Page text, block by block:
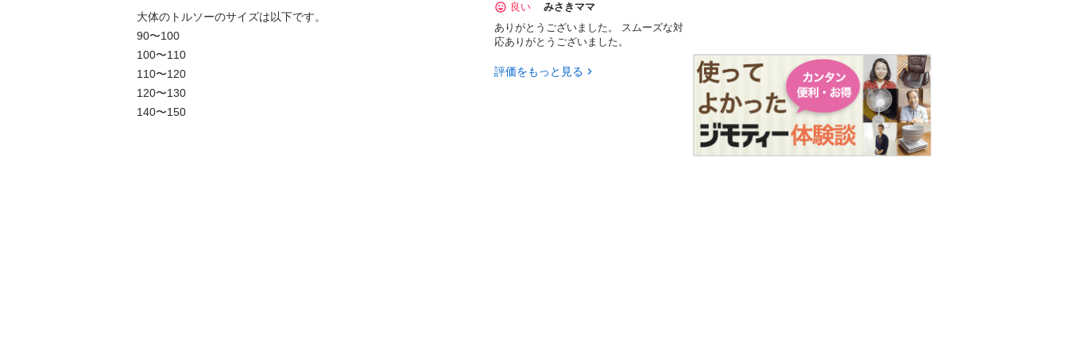
大体のトルソーのサイズは以下です。
90〜100
100〜110
110〜120
120〜130
140〜150
良い
みさきママ
ありがとうございました。 スムーズな対
応ありがとうございました。
評価をもっと見る